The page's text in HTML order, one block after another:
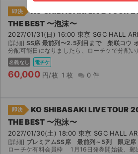
即決
KO SHIBASAKI LIVE TOUR
THE BEST 〜泡沫〜
2027/01/31(日) 16:00 東京 SGC HALL
[詳細] SS席 最前列〜2.5列目まで 柴咲コウ オフィシャルＦＣ「KO CLASS
分配可能日になりましたら、ローチケで分配い
名義なし 電チケ
60,000 円/枚 1 枚 0 件
即決
KO SHIBASAKI LIVE TOUR
THE BEST 〜泡沫〜
2027/01/30(土) 18:00 東京 SGC HALL
[詳細] プレミアムSS席 最前列～5列 限定席
ローチケ有料会員枠 1月16日発券開始後、郵送にて送らせて